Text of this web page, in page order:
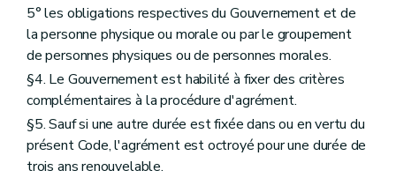
Chapitre V Disposition finale
Art. D426
Annexe
5° les obligations respectives du Gouvernement et de
la personne physique ou morale ou par le groupement
de personnes physiques ou de personnes morales.
§4. Le Gouvernement est habilité à fixer des critères
complémentaires à la procédure d'agrément.
§5. Sauf si une autre durée est fixée dans ou en vertu du
présent Code, l'agrément est octroyé pour une durée de
trois ans renouvelable.